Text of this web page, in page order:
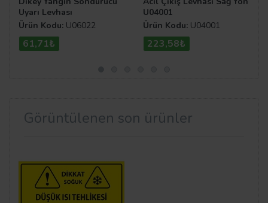
Uyarı Levhası
Ürün Kodu: U06022
61,71₺
U04001
Ürün Kodu: U04001
223,58₺
Görüntülenen son ürünler